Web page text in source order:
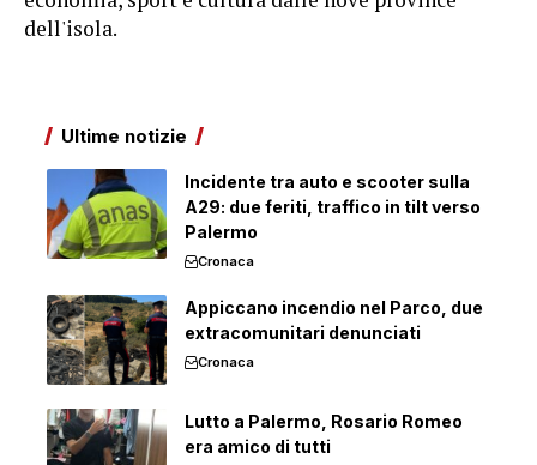
dell'isola.
Ultime notizie
Incidente tra auto e scooter sulla
A29: due feriti, traffico in tilt verso
Palermo
Cronaca
Appiccano incendio nel Parco, due
extracomunitari denunciati
Cronaca
Lutto a Palermo, Rosario Romeo
era amico di tutti